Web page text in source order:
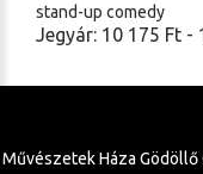
stand-up comedy
Jegyár: 10 175 Ft -
Művészetek Háza Gödöllő